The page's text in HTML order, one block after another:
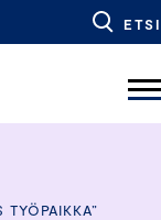
ETSI
TYÖPAIKKA”